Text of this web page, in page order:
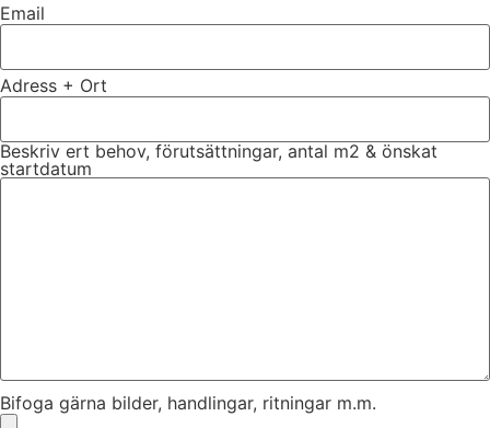
Email
Adress + Ort
Beskriv ert behov, förutsättningar, antal m2 & önskat
startdatum
Bifoga gärna bilder, handlingar, ritningar m.m.